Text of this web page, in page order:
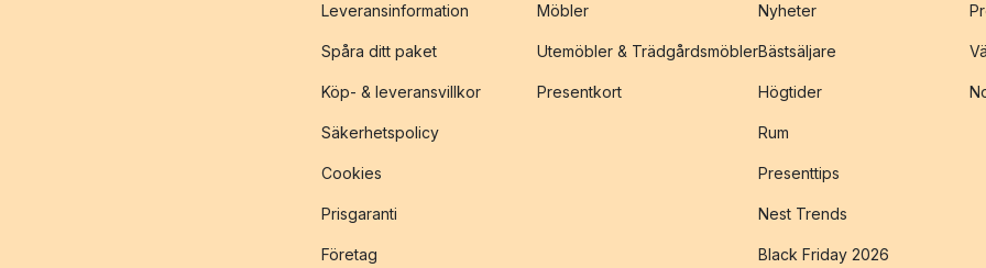
Leveransinformation
Spåra ditt paket
Köp- & leveransvillkor
Säkerhetspolicy
Cookies
Prisgaranti
Företag
Möbler
Utemöbler & Trädgårdsmöbler
Presentkort
Nyheter
Bästsäljare
Högtider
Rum
Presenttips
Nest Trends
Black Friday 2026